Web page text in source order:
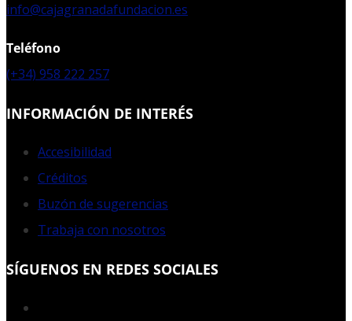
info@cajagranadafundacion.es
Teléfono
(+34) 958 222 257
INFORMACIÓN DE INTERÉS
Accesibilidad
Créditos
Buzón de sugerencias
Trabaja con nosotros
SÍGUENOS EN REDES SOCIALES